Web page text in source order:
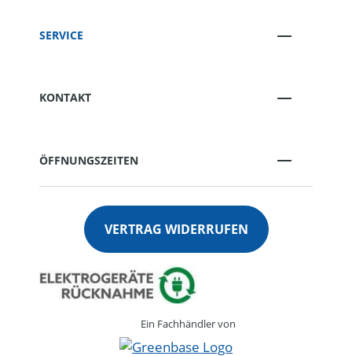
SERVICE
KONTAKT
ÖFFNUNGSZEITEN
VERTRAG WIDERRUFEN
Ein Fachhändler von